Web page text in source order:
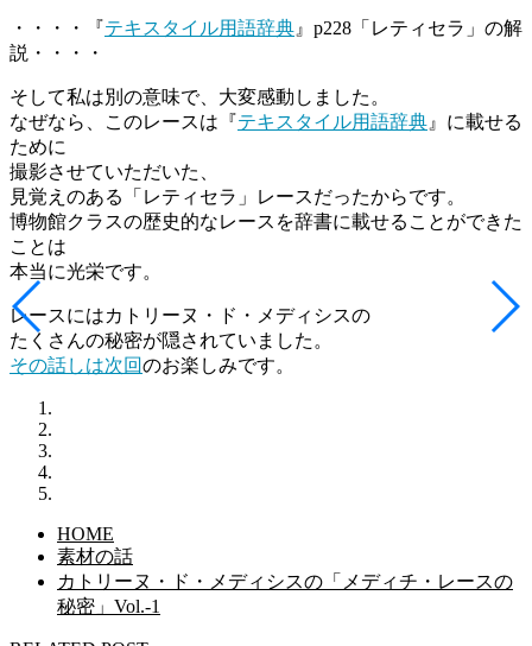
・・・・『テキスタイル用語辞典 』p228「レティセラ」の解
説・・・・
そして私は別の意味で、大変感動しました。
なぜなら、このレースは『テキスタイル用語辞典 』に載せる
ために
撮影させていただいた、
見覚えのある「レティセラ」レースだったからです。
博物館クラスの歴史的なレースを辞書に載せることができた
ことは
本当に光栄です。
レースにはカトリーヌ・ド・メディシスの
たくさんの秘密が隠されていました。
その話しは次回のお楽しみです。
HOME
素材の話
カトリーヌ・ド・メディシスの「メディチ・レースの
秘密」Vol.-1